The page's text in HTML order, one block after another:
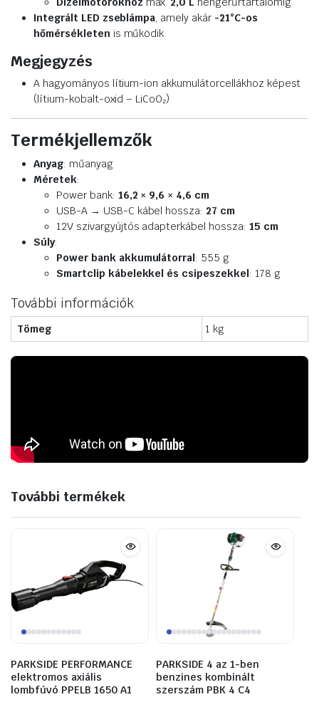
Integrált LED zseblámpa, amely akár -21°C-os
hőmérsékletenis működik
Megjegyzés
A hagyományos lítium-ion akkumulátorcellákhoz képest
(lítium-kobalt-oxid – LiCoO₂)
Termékjellemzők
Anyag: műanyag
Méretek:
Power bank: 16,2 × 9,6 × 4,6 cm
USB-A → USB-C kábel hossza: 27 cm
12V szivargyújtós adapterkábel hossza: 15 cm
Súly:
Power bank akkumulátorral: 555 g
Smartclip kábelekkel és csipeszekkel: 178 g
További információk
Tömeg 1 kg
További termékek
PARKSIDE PERFORMANCE
elektromos axiális
lombfúvó PPELB 1650 A1
PARKSIDE 4 az 1-ben
benzines kombinált
szerszám PBK 4 C4